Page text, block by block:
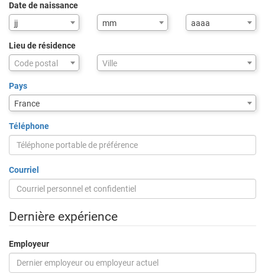
Date de naissance
jj
mm aaaa
Lieu de résidence
Assistance
de
saisie
pour
la
via
code
postal
Code postal Ville
Pays
France
Téléphone
Courriel
Dernière expérience
Employeur